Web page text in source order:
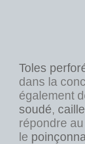
Toles
dans la
également
soudé,
répondre
le